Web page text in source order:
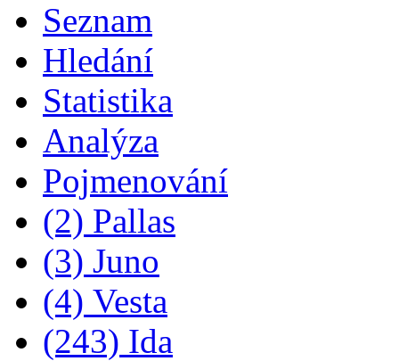
Seznam
Hledání
Statistika
Analýza
Pojmenování
(2) Pallas
(3) Juno
(4) Vesta
(243) Ida